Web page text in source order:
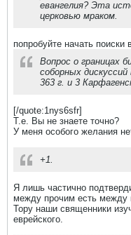
евангелия? Эта
церковью мраком.
попробуйте начать поиски
Вопрос о границах
соборных
363 г. и 3
[/quote:1nys6sfr]
Т.е. Вы не знаете точно?
У меня особого желания
+1.
Я лишь частично
между прочим есть между
Тору наши священники
еврейского.